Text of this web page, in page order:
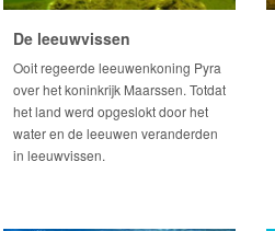
De leeuwvissen
Ooit regeerde leeuwenkoning Pyra
over het koninkrijk Maarssen. Totdat
het land werd opgeslokt door het
water en de leeuwen veranderden
in leeuwvissen.